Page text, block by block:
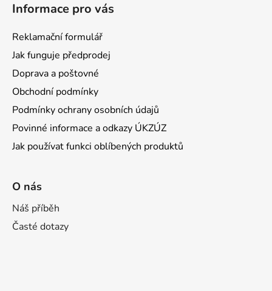
Informace pro vás
Reklamační formulář
Jak funguje předprodej
Doprava a poštovné
Obchodní podmínky
Podmínky ochrany osobních údajů
Povinné informace a odkazy ÚKZÚZ
Jak používat funkci oblíbených produktů
O nás
Náš příběh
Časté dotazy